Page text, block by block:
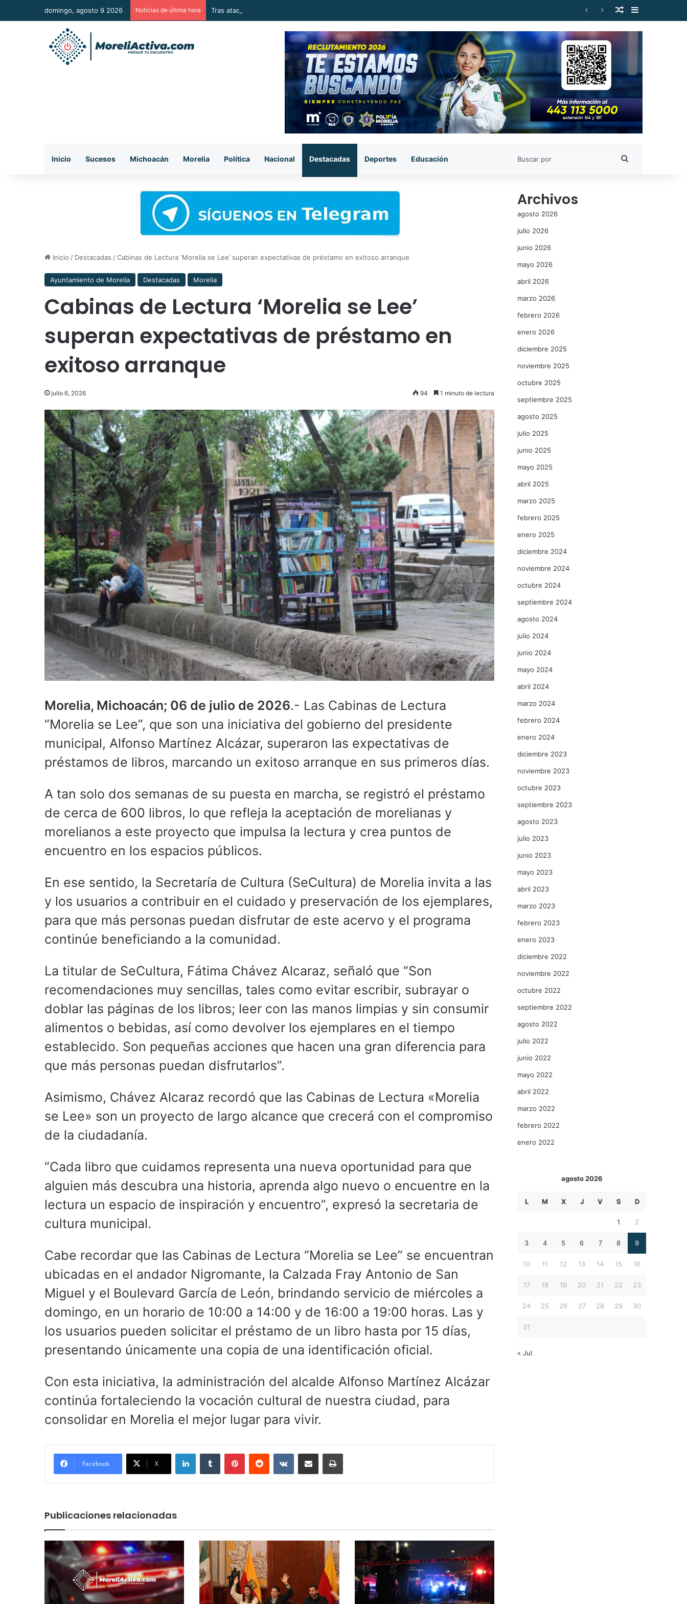
domingo, agosto 9 2026 Noticias de última hora Tras ataque armado, sujetos se llevan el cuerpo de la víctima en Buenavista Publicación al
Barra lateral
Inicio Sucesos Michoacán Morelia Política Nacional Destacadas Deportes Educación
Inicio / Destacadas /Cabinas de Lectura ‘Morelia se Lee’ superan expectativas de préstamo en exitoso arranque
Ayuntamiento de Morelia Destacadas Morelia
Cabinas de Lectura ‘Morelia se Lee’
superan expectativas de préstamo en
exitoso arranque
julio 6, 2026 94 1 minuto de lectura
Morelia, Michoacán; 06 de julio de 2026.- Las Cabinas de Lectura
“Morelia se Lee”, que son una iniciativa del gobierno del presidente
municipal, Alfonso Martínez Alcázar, superaron las expectativas de
préstamos de libros, marcando un exitoso arranque en sus primeros días.
A tan solo dos semanas de su puesta en marcha, se registró el préstamo
de cerca de 600 libros, lo que refleja la aceptación de morelianas y
morelianos a este proyecto que impulsa la lectura y crea puntos de
encuentro en los espacios públicos.
En ese sentido, la Secretaría de Cultura (SeCultura) de Morelia invita a las
y los usuarios a contribuir en el cuidado y preservación de los ejemplares,
para que más personas puedan disfrutar de este acervo y el programa
continúe beneficiando a la comunidad.
La titular de SeCultura, Fátima Chávez Alcaraz, señaló que “Son
recomendaciones muy sencillas, tales como evitar escribir, subrayar o
doblar las páginas de los libros; leer con las manos limpias y sin consumir
alimentos o bebidas, así como devolver los ejemplares en el tiempo
establecido. Son pequeñas acciones que hacen una gran diferencia para
que más personas puedan disfrutarlos”.
Asimismo, Chávez Alcaraz recordó que las Cabinas de Lectura «Morelia
se Lee» son un proyecto de largo alcance que crecerá con el compromiso
de la ciudadanía.
“Cada libro que cuidamos representa una nueva oportunidad para que
alguien más descubra una historia, aprenda algo nuevo o encuentre en la
lectura un espacio de inspiración y encuentro”, expresó la secretaria de
cultura municipal.
Cabe recordar que las Cabinas de Lectura “Morelia se Lee” se encuentran
ubicadas en el andador Nigromante, la Calzada Fray Antonio de San
Miguel y el Boulevard García de León, brindando servicio de miércoles a
domingo, en un horario de 10:00 a 14:00 y de 16:00 a 19:00 horas. Las y
los usuarios pueden solicitar el préstamo de un libro hasta por 15 días,
presentando únicamente una copia de una identificación oficial.
Con esta iniciativa, la administración del alcalde Alfonso Martínez Alcázar
continúa fortaleciendo la vocación cultural de nuestra ciudad, para
consolidar en Morelia el mejor lugar para vivir.
Facebook X
LinkedInTumblr PinterestReddit VKontakteCompartir por correo electrónicoImprimir
Publicaciones relacionadas
Archivos
agosto 2026
julio 2026
junio 2026
mayo 2026
abril 2026
marzo 2026
febrero 2026
enero 2026
diciembre 2025
noviembre 2025
octubre 2025
septiembre 2025
agosto 2025
julio 2025
junio 2025
mayo 2025
abril 2025
marzo 2025
febrero 2025
enero 2025
diciembre 2024
noviembre 2024
octubre 2024
septiembre 2024
agosto 2024
julio 2024
junio 2024
mayo 2024
abril 2024
marzo 2024
febrero 2024
enero 2024
diciembre 2023
noviembre 2023
octubre 2023
septiembre 2023
agosto 2023
julio 2023
junio 2023
mayo 2023
abril 2023
marzo 2023
febrero 2023
enero 2023
diciembre 2022
noviembre 2022
octubre 2022
septiembre 2022
agosto 2022
julio 2022
junio 2022
mayo 2022
abril 2022
marzo 2022
febrero 2022
enero 2022
agosto 2026
L M X J V S D
1 2
3 4 5 6 7 8 9
10 11 12 13 14 15 16
17 18 19 20 21 22 23
24 25 26 27 28 29 30
31
« Jul